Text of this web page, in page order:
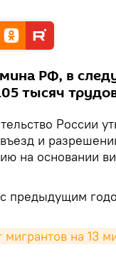
РФ, в
тысяч
России
и
на основании
предыдущим
на 13